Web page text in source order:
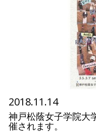
2018.11.14
神戸松蔭女子学院大
催されます。